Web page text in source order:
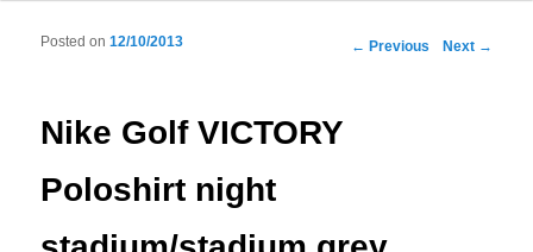
Post navigation
← Previous Next →
Nike Golf VICTORY
Poloshirt night
Posted on12/10/2013